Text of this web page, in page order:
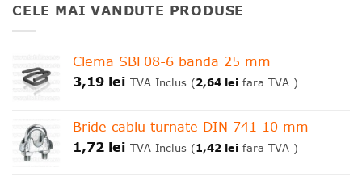
CELE MAI VANDUTE PRODUSE
Clema SBF08-6 banda 25 mm
3,19 lei TVA Inclus (2,64 lei fara TVA )
Bride cablu turnate DIN 741 10 mm
1,72 lei TVA Inclus (1,42 lei fara TVA )